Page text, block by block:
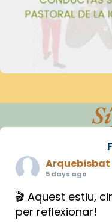
Arquebisbat
5 days ago
🎬 Aquest estiu,
per reflexionar!